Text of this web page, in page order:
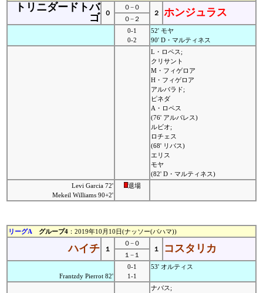
トリニダードトバ
ゴ
０
０−０
２
ホンジュラス
０−２
0-1
0-2
52' モヤ
90' D・マルティネス
L・ロペス;
クリサント
M・フィゲロア
H・フィゲロア
アルバラド;
ピネダ
A・ロペス
(76' アルバレス)
ルビオ;
ロチェス
(68' リバス)
エリス
モヤ
(82' D・マルティネス)
Levi Garcia 72'
Mekeil Williams 90+2'
退場
リーグA グループ4 ：2019年10月10日(ナッソー(バハマ))
ハイチ １
０−０
１
コスタリカ
１−１
Frantzdy Pierrot 82'
0-1
1-1
53' オルティス
ナバス;